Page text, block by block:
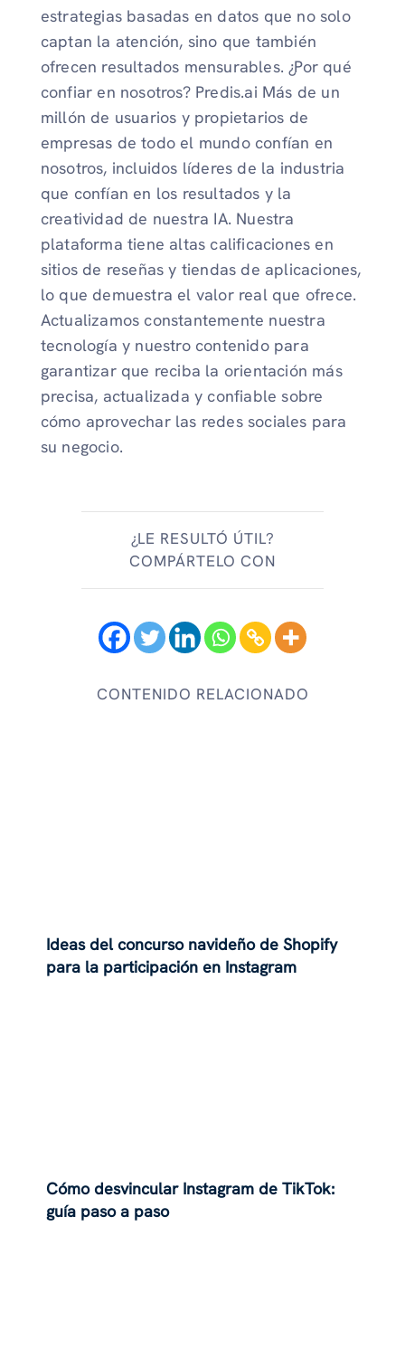
estrategias basadas en datos que no solo
captan la atención, sino que también
ofrecen resultados mensurables. ¿Por qué
confiar en nosotros? Predis.ai Más de un
millón de usuarios y propietarios de
empresas de todo el mundo confían en
nosotros, incluidos líderes de la industria
que confían en los resultados y la
creatividad de nuestra IA. Nuestra
plataforma tiene altas calificaciones en
sitios de reseñas y tiendas de aplicaciones,
lo que demuestra el valor real que ofrece.
Actualizamos constantemente nuestra
tecnología y nuestro contenido para
garantizar que reciba la orientación más
precisa, actualizada y confiable sobre
cómo aprovechar las redes sociales para
su negocio.
¿LE RESULTÓ ÚTIL?
COMPÁRTELO CON
CONTENIDO RELACIONADO
Ideas del concurso navideño de Shopify
para la participación en Instagram
Cómo desvincular Instagram de TikTok:
guía paso a paso